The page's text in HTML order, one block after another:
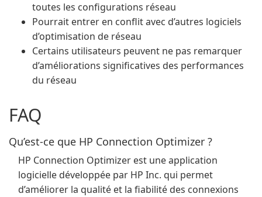
toutes les configurations réseau
Pourrait entrer en conflit avec d’autres logiciels
d’optimisation de réseau
Certains utilisateurs peuvent ne pas remarquer
d’améliorations significatives des performances
du réseau
FAQ
Qu’est-ce que HP Connection Optimizer ?
HP Connection Optimizer est une application
logicielle développée par HP Inc. qui permet
d’améliorer la qualité et la fiabilité des connexions